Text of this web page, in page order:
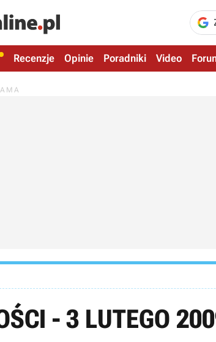
Recenzje Opinie Poradniki Video
- 3 LUTEGO